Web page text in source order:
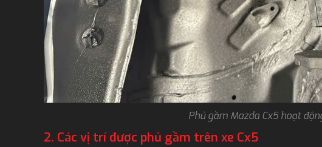
Phủ gầm Mazda Cx5 hoạt
2. Các vị trí được phủ gầm trên xe Cx5